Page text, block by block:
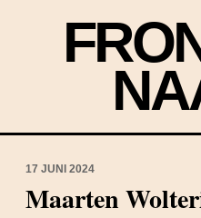
17 JUNI 2024
Maarten